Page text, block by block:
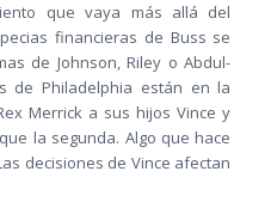
que vaya más allá del
financieras de Buss se
de Johnson, Riley o Abdul-
de Philadelphia están en la
Merrick a sus hijos Vince y
la segunda. Algo que hace
decisiones de Vince afectan